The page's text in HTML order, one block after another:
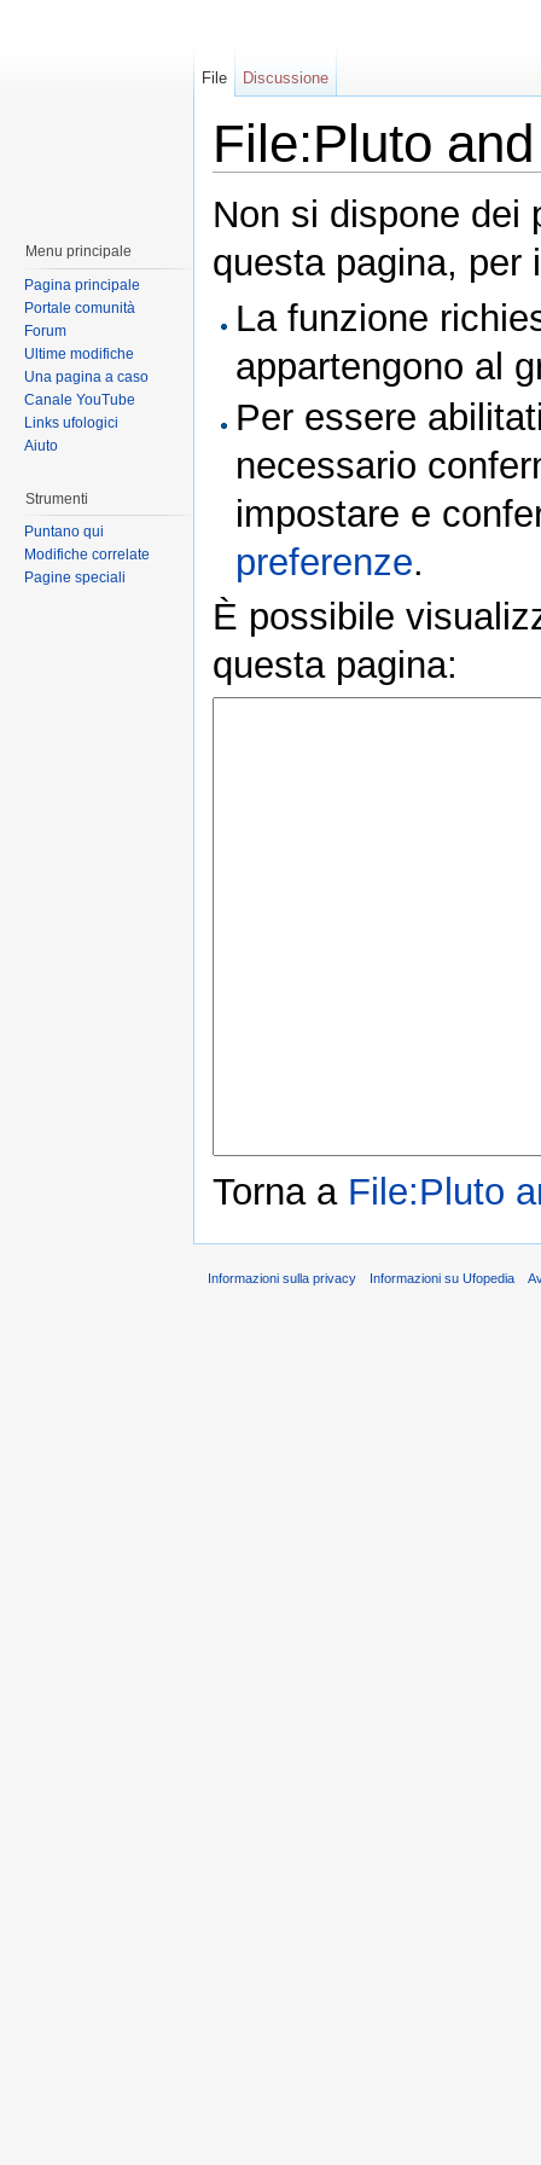
File:Pluto
Non si dispone dei
questa pagina, per
La funzione
appartengono al
Per essere
necessario
impostare e
preferenze.
È possibile
questa pagina:
Torna a File:Pluto
File Discussione
Menu principale
Pagina principale
Portale comunità
Forum
Ultime modifiche
Una pagina a caso
Canale YouTube
Links ufologici
Aiuto
Strumenti
Puntano qui
Modifiche correlate
Pagine speciali
Informazioni sulla privacy Informazioni su Ufopedia